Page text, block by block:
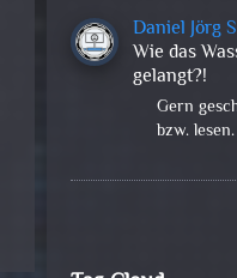
Daniel Jörg
Wie das
gelangt?!
Gern
bzw. lesen.